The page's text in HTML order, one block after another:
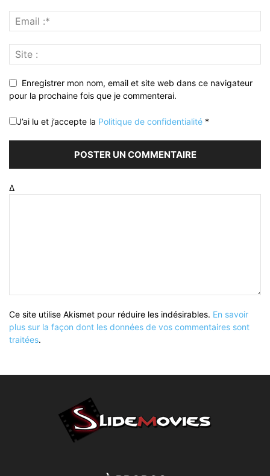
Enregistrer mon nom, email et site web dans ce navigateur
pour la prochaine fois que je commenterai.
J’ai lu et j’accepte la Politique de confidentialité *
Δ
Ce site utilise Akismet pour réduire les indésirables. En savoir
plus sur la façon dont les données de vos commentaires sont
traitées.